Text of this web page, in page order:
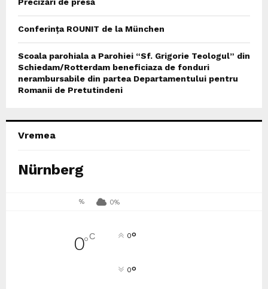
Precizări de presă
Conferința ROUNIT de la München
Scoala parohiala a Parohiei “Sf. Grigorie Teologul” din
Schiedam/Rotterdam beneficiaza de fonduri
nerambursabile din partea Departamentului pentru
Romanii de Pretutindeni
Vremea
Nürnberg
% 0%
0°C 0°
0°